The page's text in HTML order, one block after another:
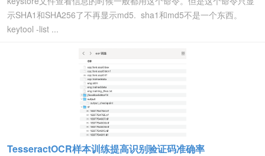
示SHA1和SHA256了不再显示md5. sha1和md5不是一个东西。
keytool -list ...
TesseractOCR样本训练提高识别验证码准确率